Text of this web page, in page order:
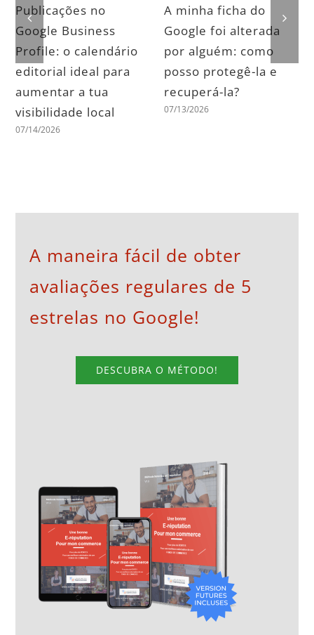
Publicações no
Google Business
Profile: o calendário
editorial ideal para
aumentar a tua
visibilidade local
07/14/2026
A minha ficha do
Google foi alterada
por alguém: como
posso protegê-la e
recuperá-la?
07/13/2026
A maneira fácil de obter
avaliações regulares de 5
estrelas no Google!
DESCUBRA O MÉTODO!